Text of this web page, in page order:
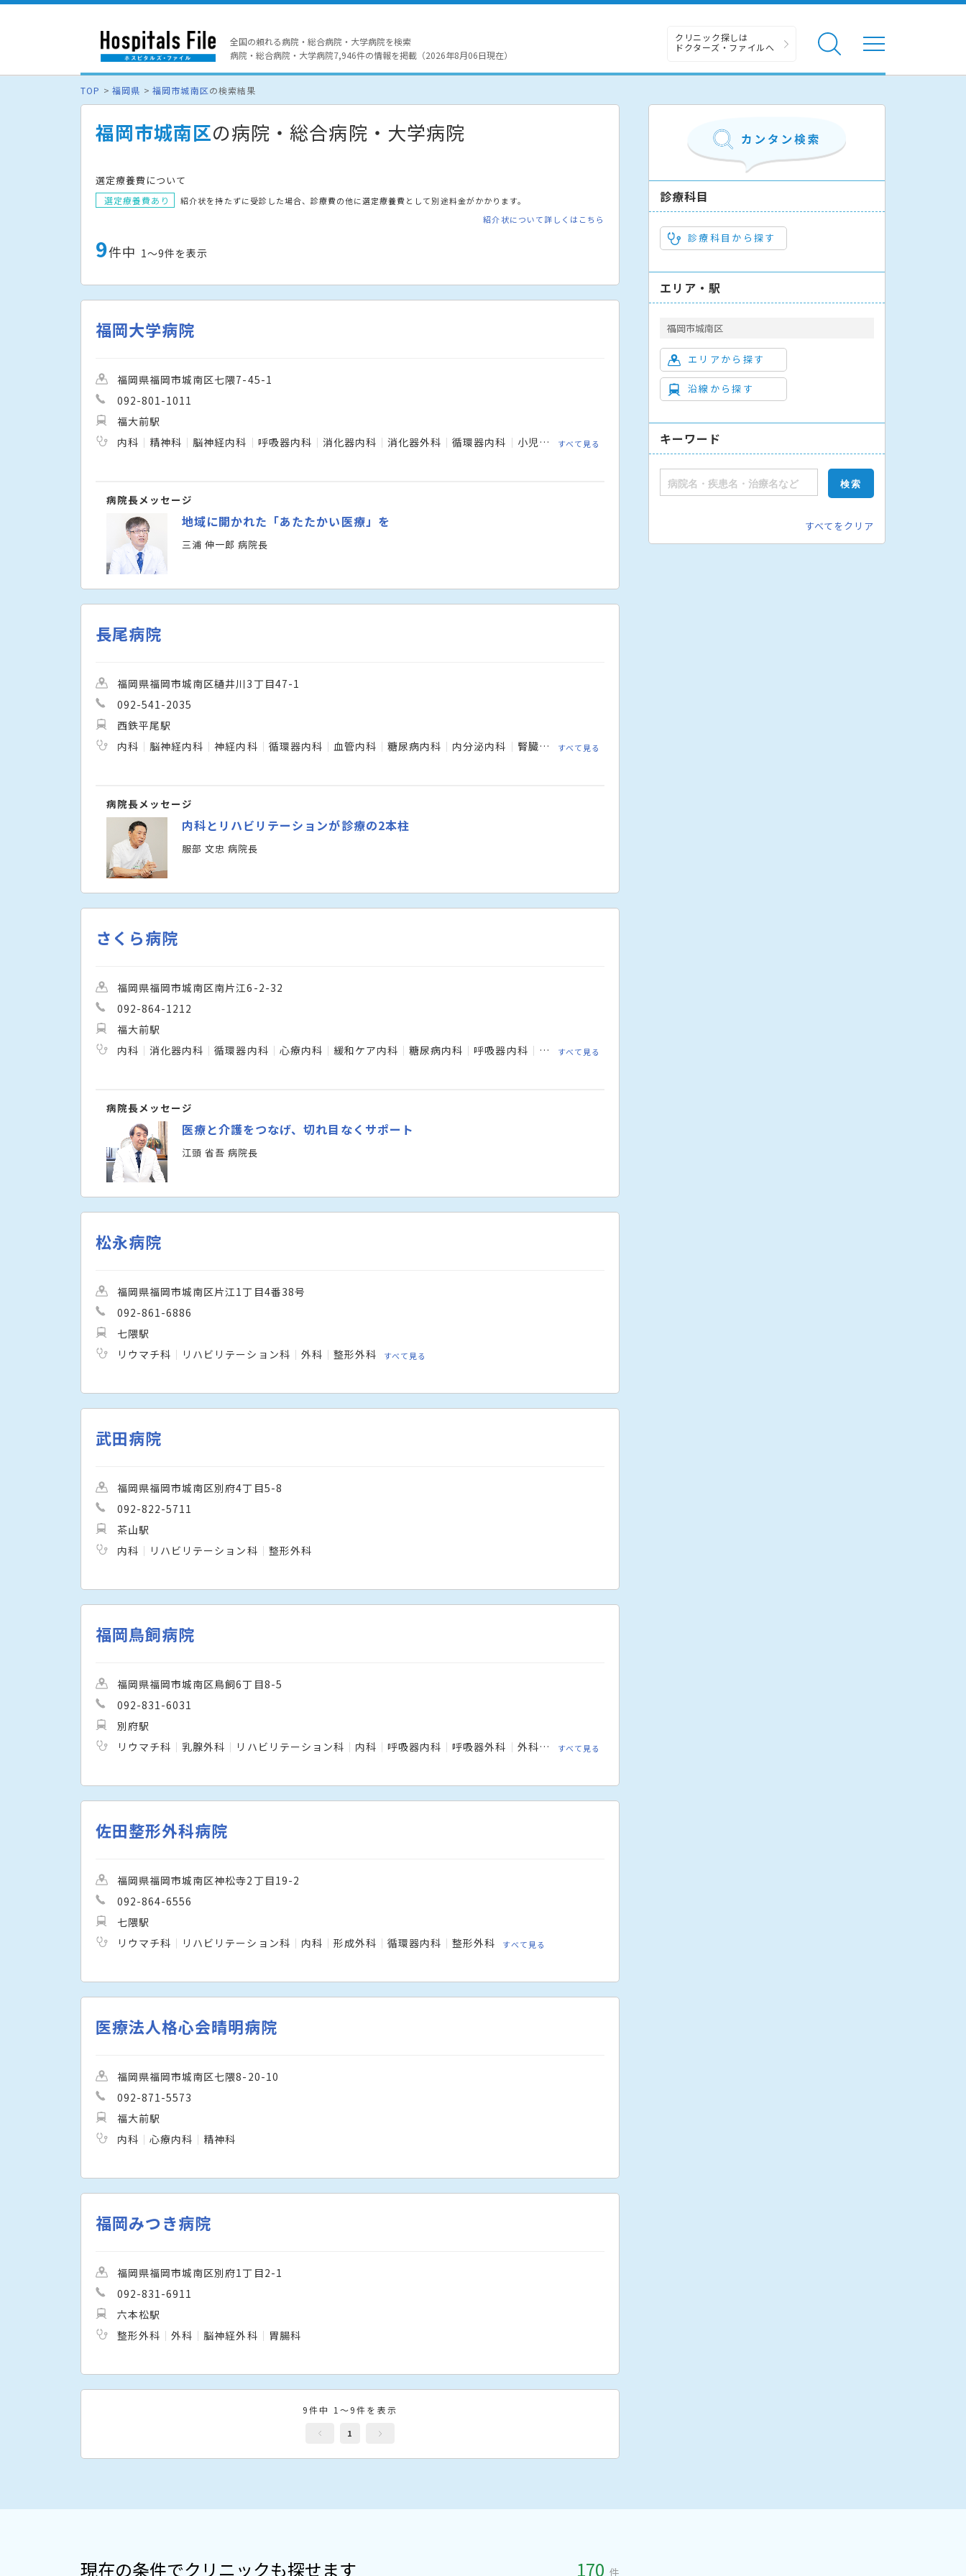
全国の頼れる病院・総合病院・大学病院を検索
病院・総合病院・大学病院7,946件の情報を掲載（2026年8月06日現在）
クリニック探しは
ドクターズ・ファイルへ
TOP 福岡県 福岡市城南区の検索結果
福岡市城南区の病院・総合病院・大学病院
選定療養費について
選定療養費あり
紹介状を持たずに受診した場合、診療費の他に選定療養費として別途料金がかかります。
紹介状について詳しくはこちら
9件中 1〜9件を表示
福岡大学病院
福岡県福岡市城南区七隈7-45-1
092-801-1011
福大前駅
内科
精神科 脳神経内科 呼吸器内科 消化器内科 消化器外科 循環器内科 小児科 外科 整形外科 形成外科 美容外科
すべて見る
病院長メッセージ
地域に開かれた「あたたかい医療」を
三浦 伸一郎 病院長
長尾病院
福岡県福岡市城南区樋井川3丁目47-1
092-541-2035
西鉄平尾駅
内科
脳神経内科 神経内科 循環器内科 血管内科 糖尿病内科 内分泌内科 腎臓内科 人工透析内科
すべて見る
病院長メッセージ
内科とリハビリテーションが診療の2本柱
服部 文忠 病院長
さくら病院
福岡県福岡市城南区南片江6-2-32
092-864-1212
福大前駅
内科
消化器内科 循環器内科 心療内科 緩和ケア内科 糖尿病内科 呼吸器内科 神経内科 肝臓内科
すべて見る
病院長メッセージ
医療と介護をつなげ、切れ目なくサポート
江頭 省吾 病院長
松永病院
福岡県福岡市城南区片江1丁目4番38号
092-861-6886
七隈駅
リウマチ科
リハビリテーション科 外科 整形外科 すべて見る
武田病院
福岡県福岡市城南区別府4丁目5-8
092-822-5711
茶山駅
内科
リハビリテーション科 整形外科
福岡鳥飼病院
福岡県福岡市城南区鳥飼6丁目8-5
092-831-6031
別府駅
リウマチ科
乳腺外科 リハビリテーション科 内科 呼吸器内科 呼吸器外科 外科 小児科 形成外科
すべて見る
佐田整形外科病院
福岡県福岡市城南区神松寺2丁目19-2
092-864-6556
七隈駅
リウマチ科
リハビリテーション科 内科 形成外科 循環器内科 整形外科 すべて見る
医療法人格心会晴明病院
福岡県福岡市城南区七隈8-20-10
092-871-5573
福大前駅
内科
心療内科 精神科
福岡みつき病院
福岡県福岡市城南区別府1丁目2-1
092-831-6911
六本松駅
整形外科
外科 脳神経外科 胃腸科
9件中 1～9件を表示
1
診療科目
診療科目から探す
エリア・駅
福岡市城南区
エリアから探す
沿線から探す
キーワード
すべてをクリア
現在の条件でクリニックも探せます 170 件